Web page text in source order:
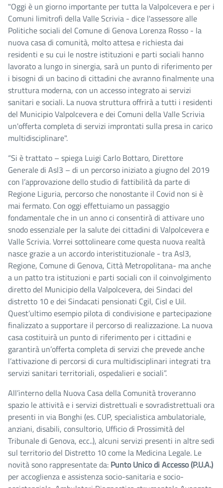
"Oggi è un giorno importante per tutta la Valpolcevera e per i
Comuni limitrofi della Valle Scrivia - dice l'assessore alle
Politiche sociali del Comune di Genova Lorenza Rosso - la
nuova casa di comunità, molto attesa e richiesta dai
residenti e su cui le nostre istituzioni e parti sociali hanno
lavorato a lungo in sinergia, sarà un punto di riferimento per
i bisogni di un bacino di cittadini che avranno finalmente una
struttura moderna, con un accesso integrato ai servizi
sanitari e sociali. La nuova struttura offrirà a tutti i residenti
del Municipio Valpolcevera e dei Comuni della Valle Scrivia
un'offerta completa di servizi improntati sulla presa in carico
multidisciplinare".
“Si è trattato – spiega Luigi Carlo Bottaro, Direttore
Generale di Asl3 – di un percorso iniziato a giugno del 2019
con l’approvazione dello studio di fattibilità da parte di
Regione Liguria, percorso che nonostante il Covid non si è
mai fermato. Con oggi effettuiamo un passaggio
fondamentale che in un anno ci consentirà di attivare uno
snodo essenziale per la salute dei cittadini di Valpolcevera e
Valle Scrivia. Vorrei sottolineare come questa nuova realtà
nasce grazie a un accordo interistituzionale - tra Asl3,
Regione, Comune di Genova, Città Metropolitana- ma anche
a un patto tra istituzioni e parti sociali con il coinvolgimento
diretto del Municipio della Valpolcevera, dei Sindaci del
distretto 10 e dei Sindacati pensionati Cgil, Cisl e Uil.
Quest’ultimo esempio pilota di condivisione e partecipazione
finalizzato a supportare il percorso di realizzazione. La nuova
casa costituirà un punto di riferimento per i cittadini e
garantirà un’offerta completa di servizi che prevede anche
l’attivazione di percorsi di cura multidisciplinari integrati tra
servizi sanitari territoriali, ospedalieri e sociali”.
All’interno della Nuova Casa della Comunità troveranno
spazio le attività e i servizi distrettuali e sovradistrettuali ora
presenti in via Bonghi (es. CUP, specialistica ambulatoriale,
anziani, disabili, consultorio, Ufficio di Prossimità del
Tribunale di Genova, ecc..), alcuni servizi presenti in altre sedi
sul territorio del Distretto 10 come la Medicina Legale. Le
novità sono rappresentate da: Punto Unico di Accesso (P.U.A.)
per accoglienza e assistenza socio-sanitaria e socio-